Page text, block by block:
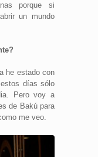
porque si
un mundo
he estado con
días sólo
Pero voy a
de Bakú para
me veo.